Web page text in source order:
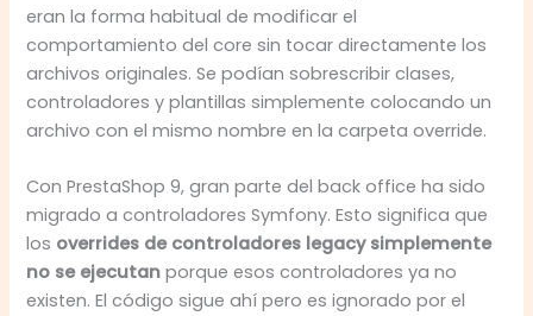
eran la forma habitual de modificar el
comportamiento del core sin tocar directamente los
archivos originales. Se podían sobrescribir clases,
controladores y plantillas simplemente colocando un
archivo con el mismo nombre en la carpeta override.
Con PrestaShop 9, gran parte del back office ha sido
migrado a controladores Symfony. Esto significa que
los overrides de controladores legacy simplemente
no se ejecutan porque esos controladores ya no
existen. El código sigue ahí pero es ignorado por el